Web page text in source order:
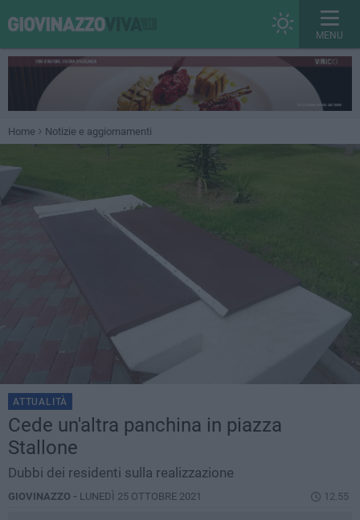
MENU
Home Notizie e aggiornamenti
ATTUALITÀ
Cede un'altra panchina in piazza
Stallone
Dubbi dei residenti sulla realizzazione
GIOVINAZZO - LUNEDÌ 25 OTTOBRE 2021 12.55